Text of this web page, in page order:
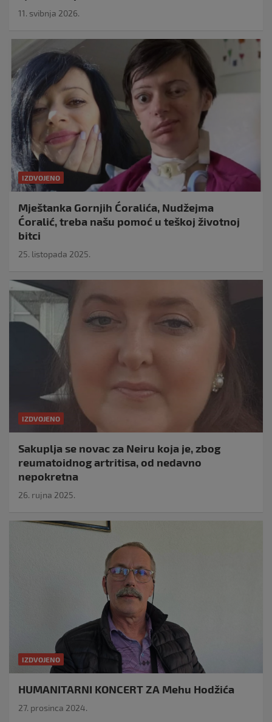
11. svibnja 2026.
IZDVOJENO
Mještanka Gornjih Ćoralića, Nudžejma
Ćoralić, treba našu pomoć u teškoj životnoj
bitci
25. listopada 2025.
IZDVOJENO
Sakuplja se novac za Neiru koja je, zbog
reumatoidnog artritisa, od nedavno
nepokretna
26. rujna 2025.
IZDVOJENO
HUMANITARNI KONCERT ZA Mehu Hodžića
27. prosinca 2024.